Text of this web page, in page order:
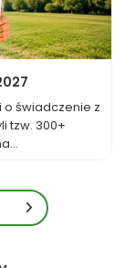
o świadczenie z
tzw. 300+